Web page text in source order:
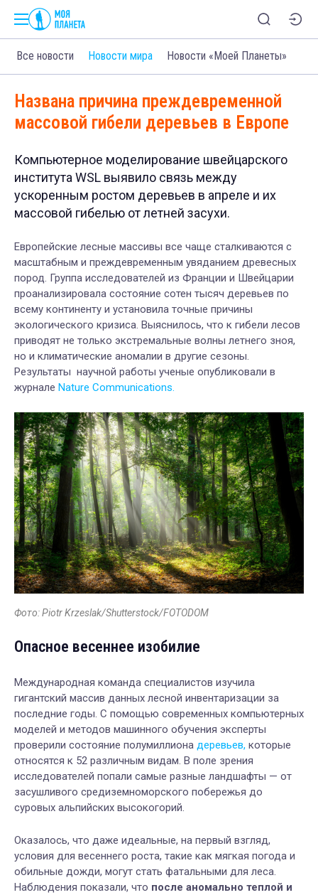
Все новости Новости мира Новости «Моей Планеты»
Названа причина преждевременной
массовой гибели деревьев в Европе
Компьютерное моделирование швейцарского
института WSL выявило связь между
ускоренным ростом деревьев в апреле и их
массовой гибелью от летней засухи.
Европейские лесные массивы все чаще сталкиваются с
масштабным и преждевременным увяданием древесных
пород. Группа исследователей из Франции и Швейцарии
проанализировала состояние сотен тысяч деревьев по
всему континенту и установила точные причины
экологического кризиса. Выяснилось, что к гибели лесов
приводят не только экстремальные волны летнего зноя,
но и климатические аномалии в другие сезоны.
Результаты научной работы ученые опубликовали в
журнале Nature Communications.
Фото: Piotr Krzeslak/Shutterstock/FOTODOM
Опасное весеннее изобилие
Международная команда специалистов изучила
гигантский массив данных лесной инвентаризации за
последние годы. С помощью современных компьютерных
моделей и методов машинного обучения эксперты
проверили состояние полумиллиона деревьев, которые
относятся к 52 различным видам. В поле зрения
исследователей попали самые разные ландшафты — от
засушливого средиземноморского побережья до
суровых альпийских высокогорий.
Оказалось, что даже идеальные, на первый взгляд,
условия для весеннего роста, такие как мягкая погода и
обильные дожди, могут стать фатальными для леса.
Наблюдения показали, что после аномально теплой и